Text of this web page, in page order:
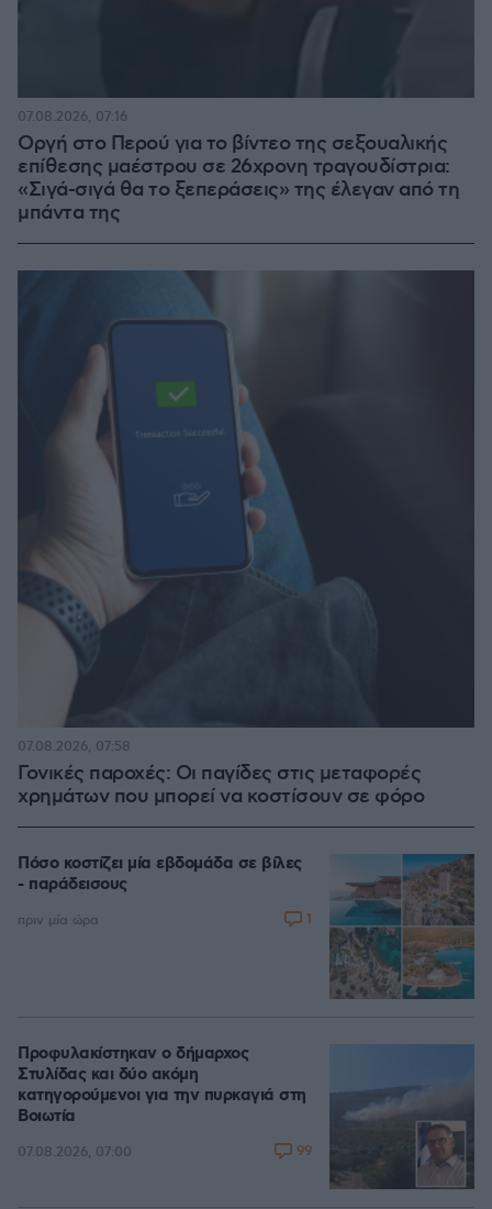
Οργή στο Περού για το βίντεο της σεξουαλικής
επίθεσης μαέστρου σε 26χρονη τραγουδίστρια:
«Σιγά-σιγά θα το ξεπεράσεις» της έλεγαν από τη
μπάντα της
07.08.2026, 07:16
Γονικές παροχές: Οι παγίδες στις μεταφορές
χρημάτων που μπορεί να κοστίσουν σε φόρο
07.08.2026, 07:58
Πόσο κοστίζει μία εβδομάδα σε βίλες
- παράδεισους
πριν μία ώρα 1
Προφυλακίστηκαν ο δήμαρχος
Στυλίδας και δύο ακόμη
κατηγορούμενοι για την πυρκαγιά στη
Βοιωτία
07.08.2026, 07:00 99